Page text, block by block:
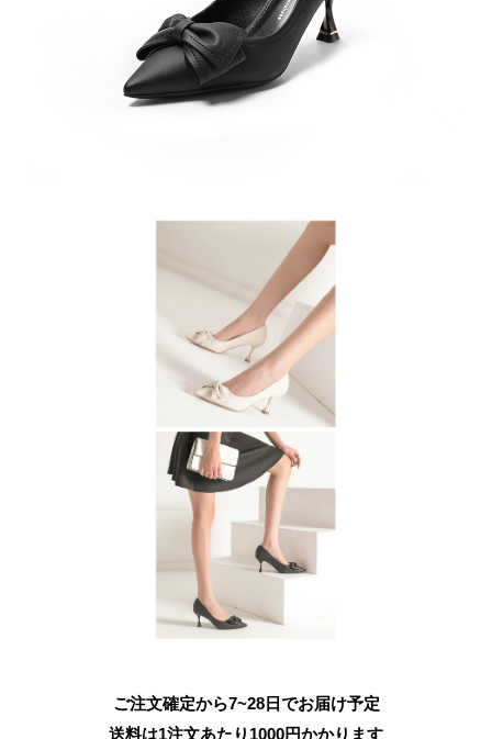
ご注文確定から7~28日でお届け予定
送料は1注文あたり 1000円かかります